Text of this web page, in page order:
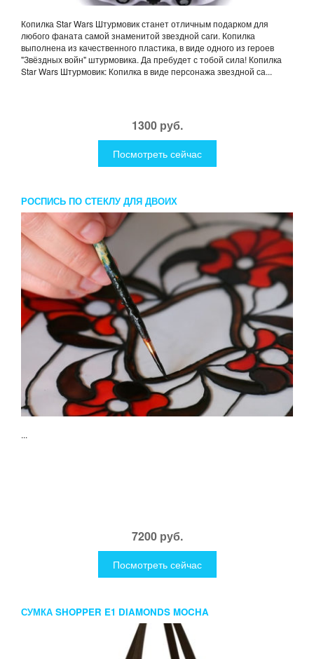
Копилка Star Wars Штурмовик станет отличным подарком для
любого фаната самой знаменитой звездной саги. Копилка
выполнена из качественного пластика, в виде одного из героев
"Звёздных войн" штурмовика. Да пребудет с тобой сила! Копилка
Star Wars Штурмовик: Копилка в виде персонажа звездной са...
1300 руб.
Посмотреть сейчас
РОСПИСЬ ПО СТЕКЛУ ДЛЯ ДВОИХ
...
7200 руб.
Посмотреть сейчас
СУМКА SHOPPER E1 DIAMONDS MOCHA